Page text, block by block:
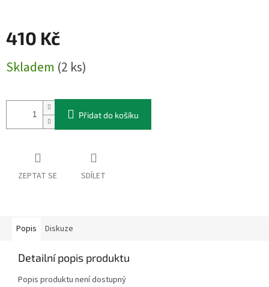
410 Kč
cena:
Skladem (2 ks)
Přidat do košíku
ZEPTAT SE SDÍLET
Popis Diskuze
Detailní popis produktu
Popis produktu není dostupný